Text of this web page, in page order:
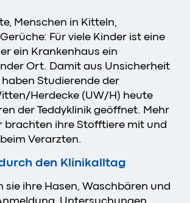
Menschen in Kitteln,
Für viele Kinder ist eine
ein Krankenhaus ein
Ort. Damit aus Unsicherheit
Studierende der
Herdecke (UW/H) heute
der Teddyklinik geöffnet. Mehr
brachten ihre Stofftiere mit und
Verarzten.
den Klinikalltag
sie ihre Hasen, Waschbären und
Untersuchungen,